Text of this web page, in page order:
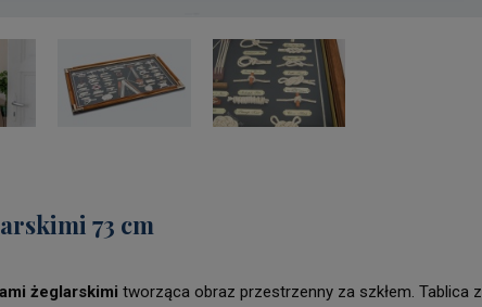
73 cm
żeglarskimi tworząca obraz przestrzenny za szkłem. Tablica z